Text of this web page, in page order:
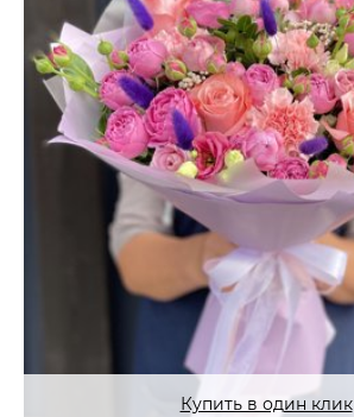
Купить в один клик